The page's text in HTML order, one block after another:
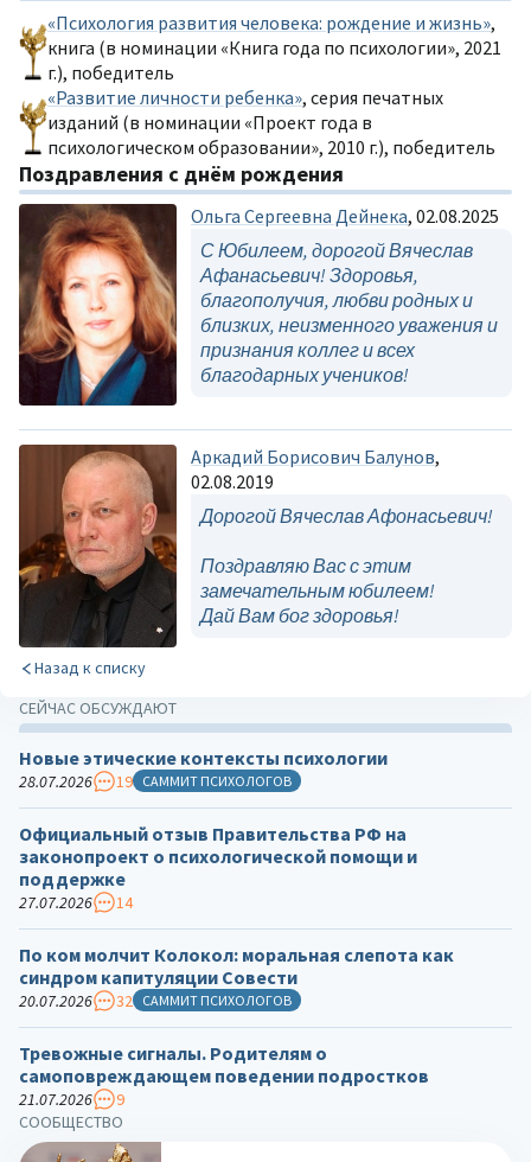
«Психология развития человека: рождение и жизнь»,
книга (в номинации «Книга года по психологии», 2021
г.), победитель
«Развитие личности ребенка», серия печатных
изданий (в номинации «Проект года в
психологическом образовании», 2010 г.), победитель
Поздравления с днём рождения
Ольга Сергеевна Дейнека, 02.08.2025
С Юбилеем, дорогой Вячеслав
Афанасьевич! Здоровья,
благополучия, любви родных и
близких, неизменного уважения и
признания коллег и всех
благодарных учеников!
Аркадий Борисович Балунов,
02.08.2019
Дорогой Вячеслав Афонасьевич!
Поздравляю Вас с этим
замечательным юбилеем!
Дай Вам бог здоровья!
Назад к списку
СООБЩЕСТВО
СЕЙЧАС ОБСУЖДАЮТ
Новые этические контексты психологии
28.07.2026 19 САММИТ ПСИХОЛОГОВ
Официальный отзыв Правительства РФ на
законопроект о психологической помощи и
поддержке
27.07.2026 14
По ком молчит Колокол: моральная слепота как
синдром капитуляции Совести
20.07.2026 32 САММИТ ПСИХОЛОГОВ
Тревожные сигналы. Родителям о
самоповреждающем поведении подростков
21.07.2026 9